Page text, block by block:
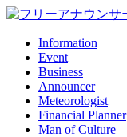
Information
Event
Business
Announcer
Meteorologist
Financial Planner
Man of Culture